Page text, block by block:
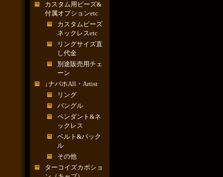
カスタム用ビーズ&
付属オプションetc
カスタムビーズ
ネックレスetc
リングサイズ直
し代金
別途販売用チェ
ーン
↓ナバホAll・Artist
リング
バングル
ペンダント&ネ
ックレス
ベルト&バック
ル
その他
ターコイズカボショ